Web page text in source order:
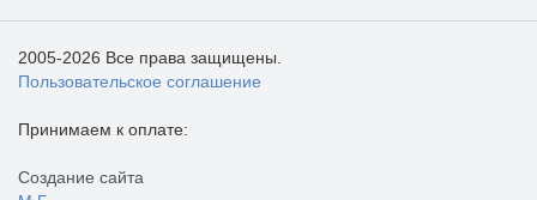
2005-2026 Все права защищены.
Пользовательское соглашение
Принимаем к оплате:
Создание сайта